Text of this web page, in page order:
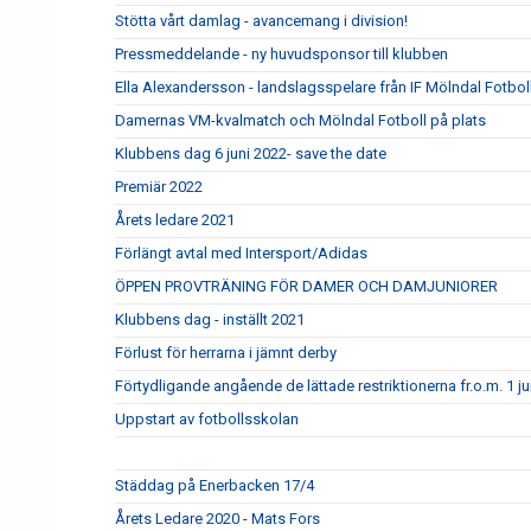
Stötta vårt damlag - avancemang i division!
Pressmeddelande - ny huvudsponsor till klubben
Ella Alexandersson - landslagsspelare från IF Mölndal
Damernas VM-kvalmatch och Mölndal Fotboll på plats
Klubbens dag 6 juni 2022- save the date
Premiär 2022
Årets ledare 2021
Förlängt avtal med Intersport/Adidas
ÖPPEN PROVTRÄNING FÖR DAMER OCH DAMJUNIORER
Klubbens dag - inställt 2021
Förlust för herrarna i jämnt derby
Förtydligande angående de lättade restriktionerna fr.o.m. 1
Uppstart av fotbollsskolan
Städdag på Enerbacken 17/4
Årets Ledare 2020 - Mats Fors